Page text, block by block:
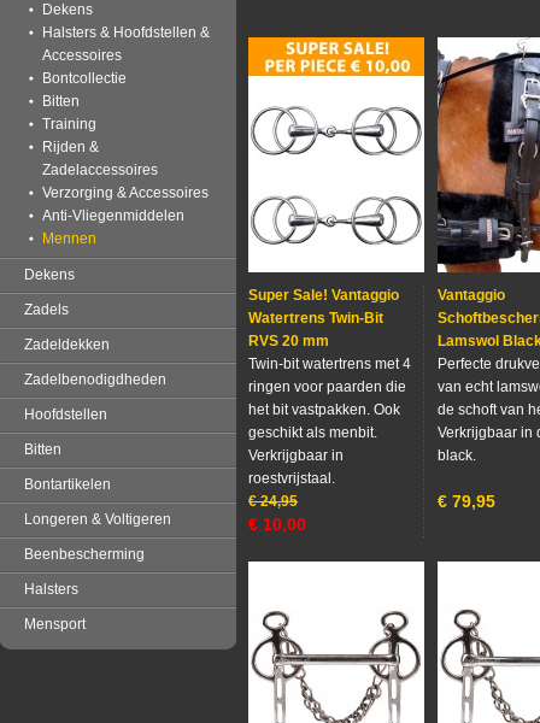
Dekens
Halsters & Hoofdstellen &
Accessoires
Bontcollectie
Bitten
Training
Rijden &
Zadelaccessoires
Verzorging & Accessoires
Anti-Vliegenmiddelen
Mennen
Dekens
Zadels
Zadeldekken
Zadelbenodigdheden
Hoofdstellen
Bitten
Bontartikelen
Longeren & Voltigeren
Beenbescherming
Halsters
Mensport
Super Sale! Vantaggio
Watertrens Twin-Bit
RVS 20 mm
Twin-bit watertrens met 4
ringen voor paarden die
het bit vastpakken. Ook
geschikt als menbit.
Verkrijgbaar in
roestvrijstaal.
€ 24,95
€ 10,00
Vantaggio
Lamswol
Perfecte
van echt
de schoft van
Verkrijgbaar in
black.
€ 79,95